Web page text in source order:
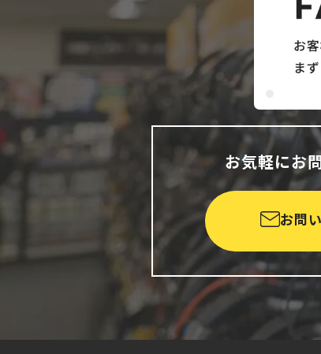
お気軽にお
お問